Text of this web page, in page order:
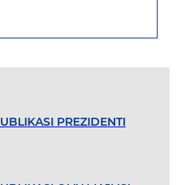
PREZIDENTI